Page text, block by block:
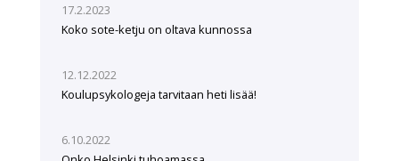
17.2.2023
Koko sote-ketju on oltava kunnossa
12.12.2022
Koulupsykologeja tarvitaan heti lisää!
6.10.2022